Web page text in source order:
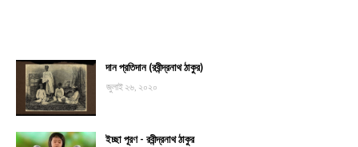
দান প্রতিদান (রবীন্দ্রনাথ ঠাকুর)
জুলাই ২৬, ২০২০
ইচ্ছা পূরণ - রবীন্দ্রনাথ ঠাকুর